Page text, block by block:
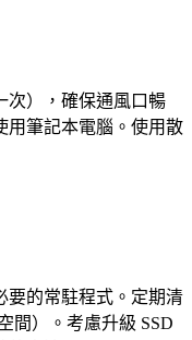
次），確保通風口暢
用筆記本電腦。使用散
要的常駐程式。定期清
間）。考慮升級 SSD